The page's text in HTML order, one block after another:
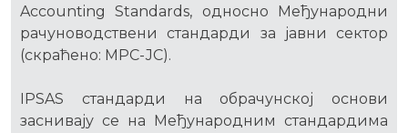
Accounting Standards, односно Међународни
рачуноводствени стандарди за јавни сектор
(скраћено: МРС-ЈС).
IPSAS стандарди на обрачунској основи
заснивају се на Међународним стандардима